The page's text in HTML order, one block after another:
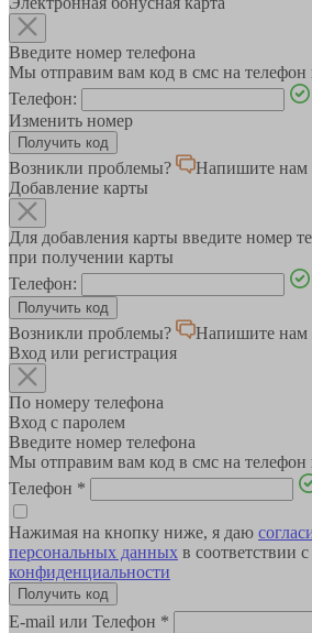
Введите номер телефона
Мы отправим вам код в смс на
Телефон:
Изменить номер
Возникли проблемы?
Напишите нам
Добавление карты
Для добавления карты введите номер
при получении карты
Телефон:
Возникли проблемы?
Напишите нам
Вход или регистрация
По номеру телефона
Вход с паролем
Введите номер телефона
Мы отправим вам код в смс на
Телефон *
Нажимая на кнопку ниже, я даю
персональных данных в соответствии с
конфиденциальности
E-mail или Телефон *